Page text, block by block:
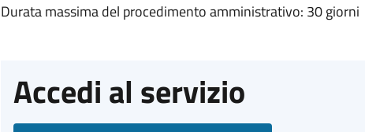
Durata massima del procedimento amministrativo: 30 giorni
Accedi al servizio